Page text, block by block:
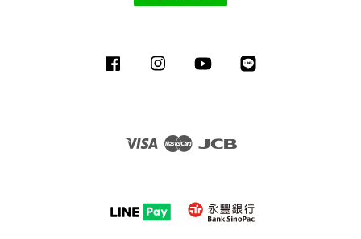
Facebook Instagram YouTube
Visa Master